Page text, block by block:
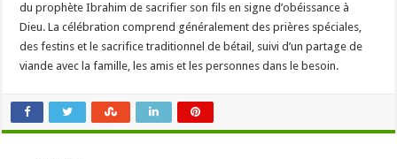
du prophète Ibrahim de sacrifier son fils en signe d’obéissance à
Dieu. La célébration comprend généralement des prières spéciales,
des festins et le sacrifice traditionnel de bétail, suivi d’un partage de
viande avec la famille, les amis et les personnes dans le besoin.